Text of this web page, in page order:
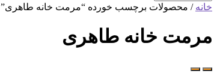
خانه / محصولات برچسب خورده “مرمت خانه طاهری”
مرمت خانه طاهری